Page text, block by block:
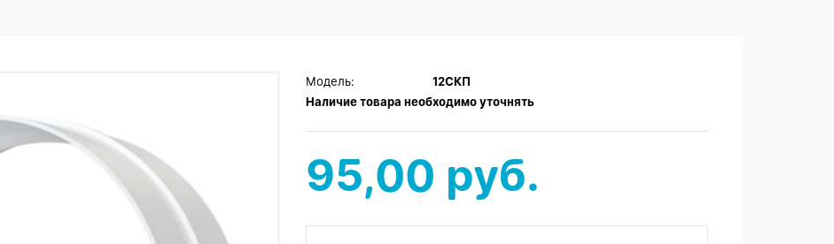
Модель:
12СКП
Наличие товара необходимо уточнять
95,00 руб.